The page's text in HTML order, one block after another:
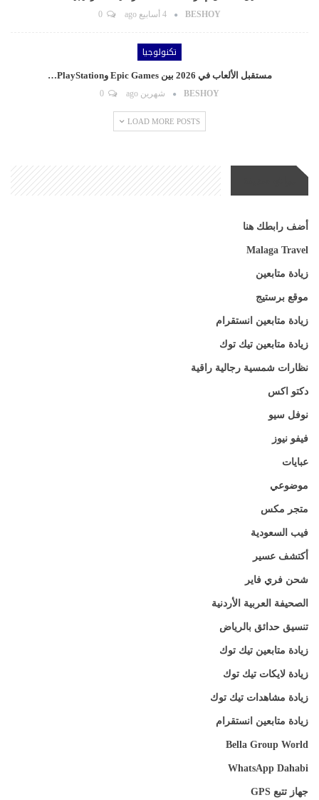
BESHOY 4 أسابيع ago
تكنولوجيا
مستقبل الألعاب في 2026 بين Epic Games وPlayStation…
BESHOY شهرين ago
LOAD MORE POSTS
أضف رابطك هنا
Malaga Travel
زيادة متابعين
موقع برستيج
زيادة متابعين انستقرام
زيادة متابعين تيك توك
نظارات شمسية رجالية راقية
دكتو اكس
نوفل سيو
فيفو نيوز
عبايات
موضوعي
متجر مكس
فيب السعودية
أكتشف عسير
شحن فري فاير
الصحيفة العربية الأردنية
تنسيق حدائق بالرياض
زيادة متابعين تيك توك
زيادة لايكات تيك توك
زيادة مشاهدات تيك توك
زيادة متابعين انستقرام
Bella Group World
WhatsApp Dahabi
جهاز تتبع GPS